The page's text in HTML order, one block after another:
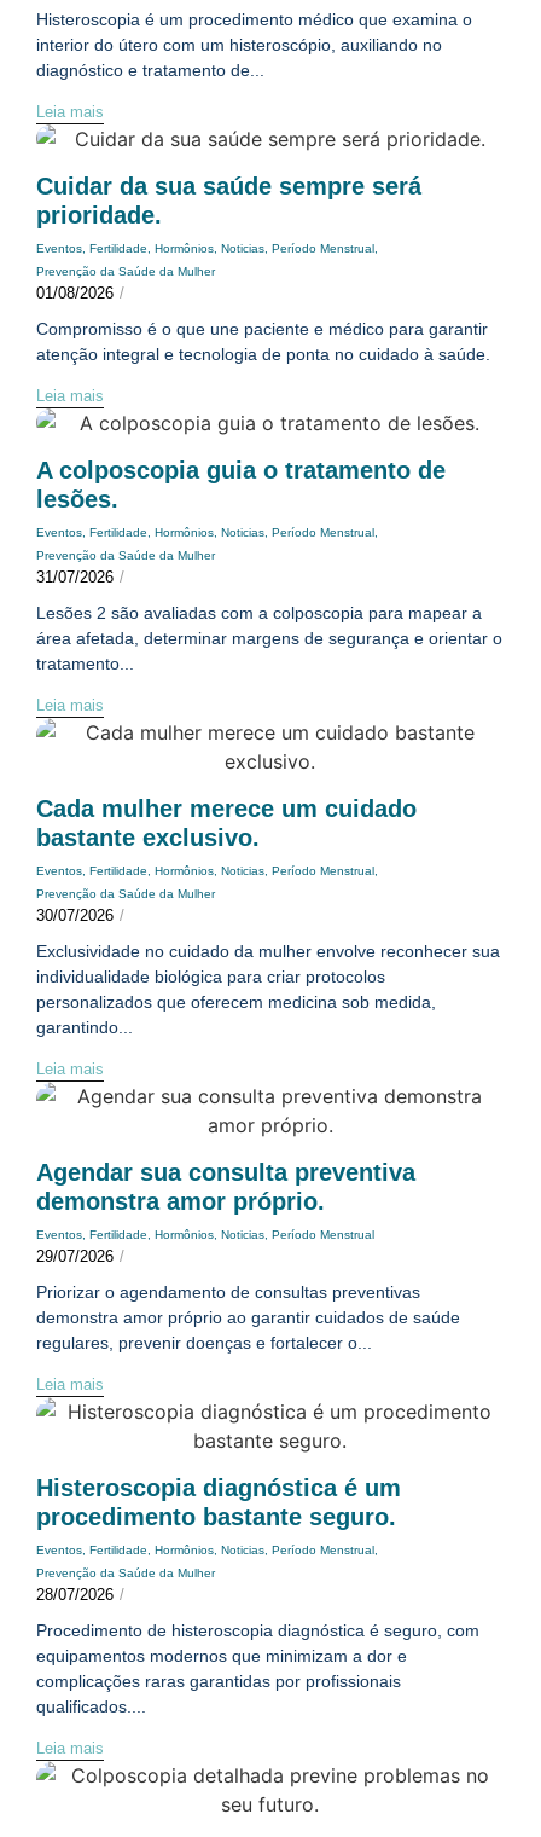
Histeroscopia é um procedimento médico que examina o
interior do útero com um histeroscópio, auxiliando no
diagnóstico e tratamento de...
Leia mais
Cuidar da sua saúde sempre será
prioridade.
Eventos, Fertilidade, Hormônios, Noticias, Período Menstrual,
Prevenção da Saúde da Mulher
01/08/2026 /
Compromisso é o que une paciente e médico para garantir
atenção integral e tecnologia de ponta no cuidado à saúde.
Leia mais
A colposcopia guia o tratamento de
lesões.
Eventos, Fertilidade, Hormônios, Noticias, Período Menstrual,
Prevenção da Saúde da Mulher
31/07/2026 /
Lesões 2 são avaliadas com a colposcopia para mapear a
área afetada, determinar margens de segurança e orientar o
tratamento...
Leia mais
Cada mulher merece um cuidado
bastante exclusivo.
Eventos, Fertilidade, Hormônios, Noticias, Período Menstrual,
Prevenção da Saúde da Mulher
30/07/2026 /
Exclusividade no cuidado da mulher envolve reconhecer sua
individualidade biológica para criar protocolos
personalizados que oferecem medicina sob medida,
garantindo...
Leia mais
Agendar sua consulta preventiva
demonstra amor próprio.
Eventos, Fertilidade, Hormônios, Noticias, Período Menstrual
29/07/2026 /
Priorizar o agendamento de consultas preventivas
demonstra amor próprio ao garantir cuidados de saúde
regulares, prevenir doenças e fortalecer o...
Leia mais
Histeroscopia diagnóstica é um
procedimento bastante seguro.
Eventos, Fertilidade, Hormônios, Noticias, Período Menstrual,
Prevenção da Saúde da Mulher
28/07/2026 /
Procedimento de histeroscopia diagnóstica é seguro, com
equipamentos modernos que minimizam a dor e
complicações raras garantidas por profissionais
qualificados....
Leia mais